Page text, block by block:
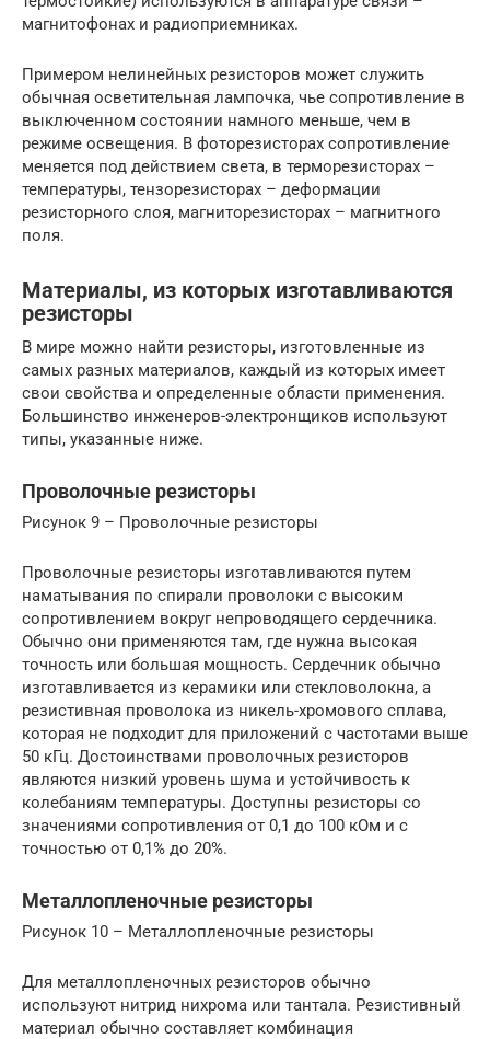
магнитофонах и радиоприемниках.
Примером нелинейных резисторов может служить
обычная осветительная лампочка, чье сопротивление в
выключенном состоянии намного меньше, чем в
режиме освещения. В фоторезисторах сопротивление
меняется под действием света, в терморезисторах –
температуры, тензорезисторах – деформации
резисторного слоя, магниторезисторах – магнитного
поля.
Материалы, из которых изготавливаются
резисторы
В мире можно найти резисторы, изготовленные из
самых разных материалов, каждый из которых имеет
свои свойства и определенные области применения.
Большинство инженеров-электронщиков используют
типы, указанные ниже.
Проволочные резисторы
Рисунок 9 – Проволочные резисторы
Проволочные резисторы изготавливаются путем
наматывания по спирали проволоки с высоким
сопротивлением вокруг непроводящего сердечника.
Обычно они применяются там, где нужна высокая
точность или большая мощность. Сердечник обычно
изготавливается из керамики или стекловолокна, а
резистивная проволока из никель-хромового сплава,
которая не подходит для приложений с частотами выше
50 кГц. Достоинствами проволочных резисторов
являются низкий уровень шума и устойчивость к
колебаниям температуры. Доступны резисторы со
значениями сопротивления от 0,1 до 100 кОм и с
точностью от 0,1% до 20%.
Металлопленочные резисторы
Рисунок 10 – Металлопленочные резисторы
Для металлопленочных резисторов обычно
используют нитрид нихрома или тантала. Резистивный
материал обычно составляет комбинация